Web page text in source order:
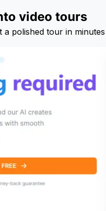
video tours
polished tour in